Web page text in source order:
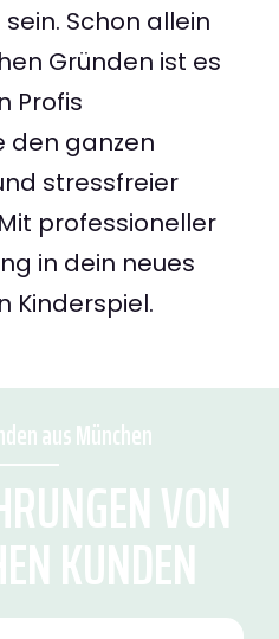
Schon allein
Gründen ist es
Profis
den ganzen
stressfreier
professioneller
in dein neues
Kinderspiel.
aus München
VON
KUNDEN